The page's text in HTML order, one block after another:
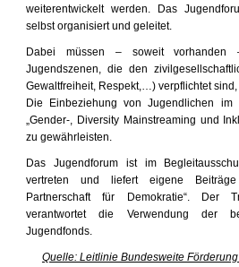
weiterentwickelt werden. Das
selbst organisiert und geleitet.
Dabei müssen – soweit vorhanden
Jugendszenen, die den
Gewaltfreiheit, Respekt,…) verpflichtet
Die Einbeziehung von Jugendlichen im
„Gender-, Diversity Mainstreaming und
zu gewährleisten.
Das Jugendforum ist im
vertreten und liefert eigene
Partnerschaft für Demokratie“. Der
verantwortet die Verwendung der
Jugendfonds.
Quelle: Leitlinie Bundesweite